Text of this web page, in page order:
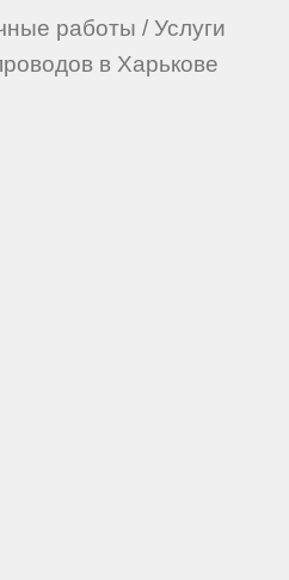
работы / Услуги
в Харькове